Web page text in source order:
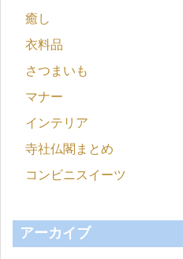
癒し
衣料品
さつまいも
マナー
インテリア
寺社仏閣まとめ
コンビニスイーツ
アーカイブ